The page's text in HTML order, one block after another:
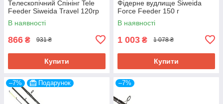
Телескопічний Спінінг Tele
Feeder Siweida Travel 120гр
В наявності
866 ₴ 931 ₴
Купити
Фідерне вудлище Siweida
Force Feeder 150 г
В наявності
1 003 ₴ 1 078 ₴
Купити
–7% Подарунок –7%